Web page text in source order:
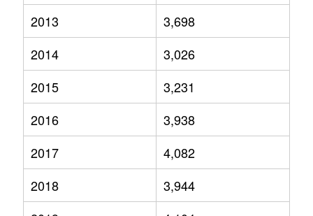
2013
3,698
2014
3,026
2015
3,231
2016
3,938
2017
4,082
2018
3,944